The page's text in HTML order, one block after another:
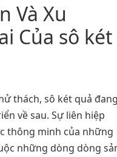
Và Xu
Của sô két
thách, sô két quả
về sau. Sự liên hiệp
thông minh của những
những dòng dòng